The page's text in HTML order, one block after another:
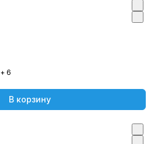
+ 6
В корзину